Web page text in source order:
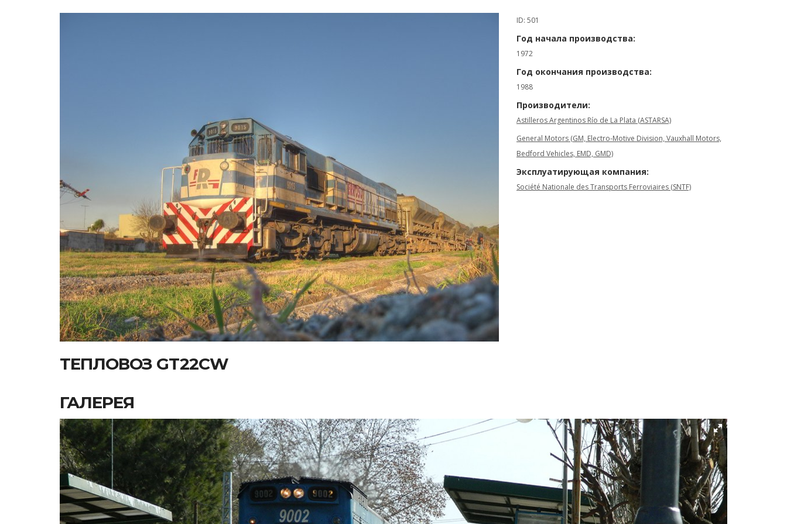
ID: 501
Год начала производства:
1972
Год окончания производства:
1988
Производители:
Astilleros Argentinos Río de La Plata (ASTARSA)
General Motors (GM, Electro-Motive Division, Vauxhall Motors,
Bedford Vehicles, EMD, GMD)
Эксплуатирующая компания:
Société Nationale des Transports Ferroviaires (SNTF)
ТЕПЛОВОЗ GT22CW
ГАЛЕРЕЯ